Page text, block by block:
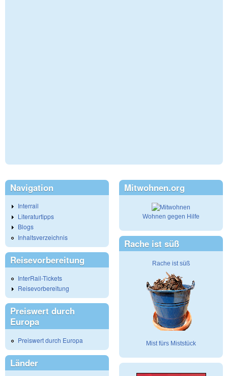
Navigation
Interrail
Literaturtipps
Blogs
Inhaltsverzeichnis
Reisevorbereitung
InterRail-Tickets
Reisevorbereitung
Preiswert durch
Europa
Preiswert durch Europa
Länder
Mitwohnen.org
Wohnen gegen Hilfe
Rache ist süß
Rache ist süß
Mist fürs Miststück